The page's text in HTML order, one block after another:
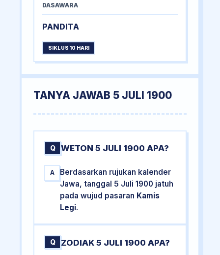
DASAWARA
PANDITA
SIKLUS 10 HARI
TANYA JAWAB 5 JULI 1900
Q WETON 5 JULI 1900 APA?
A
Berdasarkan rujukan kalender
Jawa, tanggal 5 Juli 1900 jatuh
pada wujud pasaran Kamis
Legi.
Q ZODIAK 5 JULI 1900 APA?